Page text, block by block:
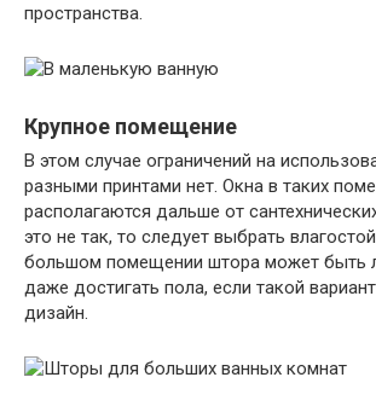
пространства.
Крупное помещение
В этом случае ограничений на
разными принтами нет. Окна в таких
располагаются дальше от
это не так, то следует выбрать
большом помещении штора может быть
даже достигать пола, если такой
дизайн.